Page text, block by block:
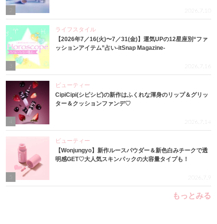
2026.7.10
3
ライフスタイル
【2026年7／16(火)〜7／31(金)】運気UPの12星座別“ファ
ッションアイテム”占い-itSnap Magazine-
2026.7.16
ビューティー
CipiCipi(シピシピ)の新作はふくれな渾身のリップ＆グリッ
ター＆クッションファンデ♡
2026.7.14
ビューティー
【Wonjungyo】新作ルースパウダー＆新色白みチークで透
明感GET♡大人気スキンパックの大容量タイプも！
2026.7.9
もっとみる